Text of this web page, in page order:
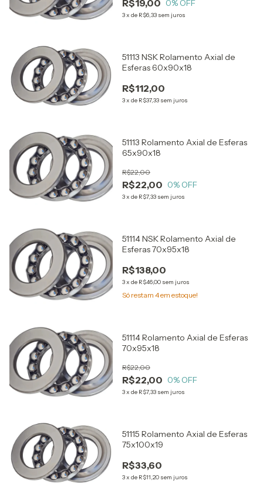
R$19,00 0% OFF
3x de R$6,33 sem juros
51113 NSK Rolamento Axial de
Esferas 60x90x18
R$112,00
3x de R$37,33 sem juros
51113 Rolamento Axial de Esferas
65x90x18
R$22,00
R$22,00
0% OFF
3x de R$7,33 sem juros
51114 NSK Rolamento Axial de
Esferas 70x95x18
R$138,00
3x de R$46,00 sem juros
Só restam 4em estoque!
51114 Rolamento Axial de Esferas
70x95x18
R$22,00
R$22,00
0% OFF
3x de R$7,33 sem juros
51115 Rolamento Axial de Esferas
75x100x19
R$33,60
3x de R$11,20 sem juros